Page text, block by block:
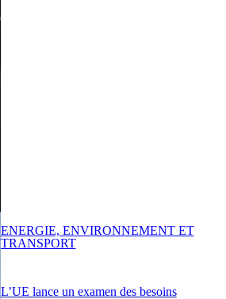
L’UE lance un examen des besoins
ENERGIE, ENVIRONNEMENT ET
TRANSPORT